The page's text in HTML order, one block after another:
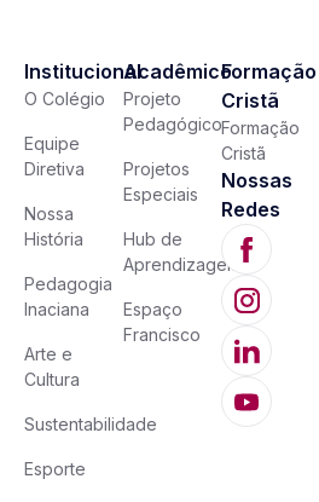
Institucional
O Colégio
Equipe
Diretiva
Nossa
História
Pedagogia
Inaciana
Arte e
Cultura
Sustentabilidade
Esporte
Acadêmico
Projeto
Pedagógico
Projetos
Especiais
Hub de
Aprendizagem
Espaço
Francisco
Formação
Cristã
Formação
Cristã
Nossas
Redes